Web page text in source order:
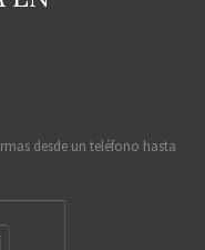
desde un teléfono hasta